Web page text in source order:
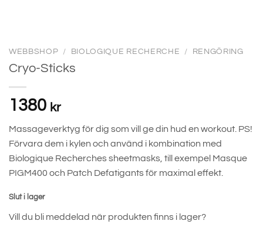
WEBBSHOP / BIOLOGIQUE RECHERCHE / RENGÖRING
Cryo-Sticks
1380 kr
Massageverktyg för dig som vill ge din hud en workout. PS!
Förvara dem i kylen och använd i kombination med
Biologique Recherches sheetmasks, till exempel Masque
PIGM400 och Patch Defatigants för maximal effekt.
Slut i lager
Vill du bli meddelad när produkten finns i lager?